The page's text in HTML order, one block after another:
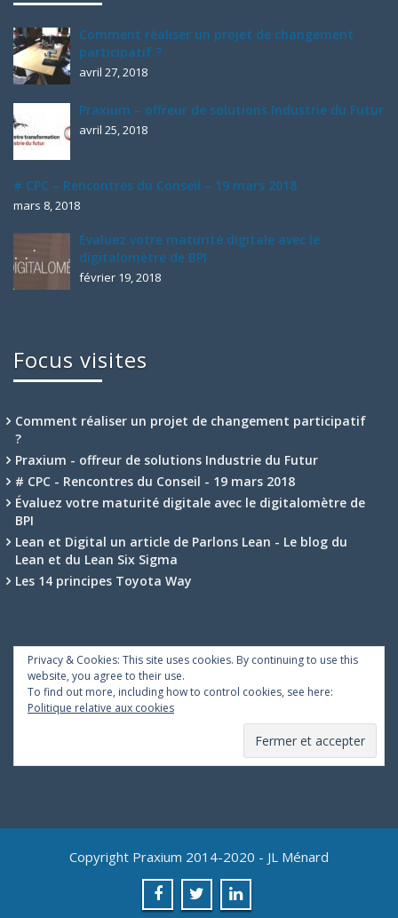
Comment réaliser un projet de changement
participatif ?
avril 27, 2018
Praxium – offreur de solutions Industrie du Futur
avril 25, 2018
# CPC – Rencontres du Conseil – 19 mars 2018
mars 8, 2018
Évaluez votre maturité digitale avec le
digitalomètre de BPI
février 19, 2018
Focus visites
Comment réaliser un projet de changement participatif
?
Praxium - offreur de solutions Industrie du Futur
# CPC - Rencontres du Conseil - 19 mars 2018
Évaluez votre maturité digitale avec le digitalomètre de
BPI
Lean et Digital un article de Parlons Lean - Le blog du
Lean et du Lean Six Sigma
Les 14 principes Toyota Way
Privacy & Cookies: This site uses cookies. By continuing to use this
website, you agree to their use.
To find out more, including how to control cookies, see here:
Politique relative aux cookies
Copyright Praxium 2014-2020 - JL Ménard